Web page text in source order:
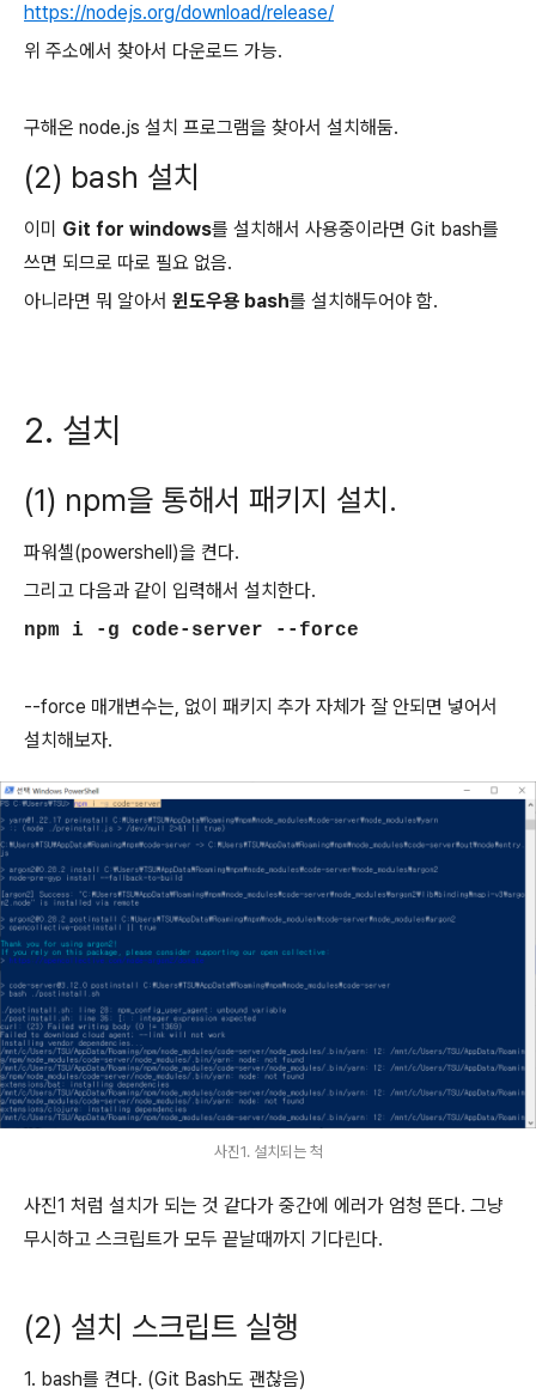
https://nodejs.org/download/release/
위 주소에서 찾아서 다운로드 가능.
구해온 node.js 설치 프로그램을 찾아서 설치해둠.
(2) bash 설치
이미 Git for windows를 설치해서 사용중이라면 Git bash를
쓰면 되므로 따로 필요 없음.
아니라면 뭐 알아서 윈도우용 bash를 설치해두어야 함.
2. 설치
(1) npm을 통해서 패키지 설치.
파워셸(powershell)을 켠다.
그리고 다음과 같이 입력해서 설치한다.
npm i -g code-server --force
--force 매개변수는, 없이 패키지 추가 자체가 잘 안되면 넣어서
설치해보자.
사진1. 설치되는 척
사진1 처럼 설치가 되는 것 같다가 중간에 에러가 엄청 뜬다. 그냥
무시하고 스크립트가 모두 끝날때까지 기다린다.
(2) 설치 스크립트 실행
1. bash를 켠다. (Git Bash도 괜찮음)